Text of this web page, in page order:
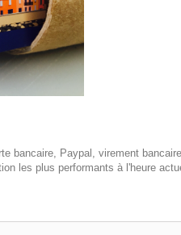
bancaire, Paypal, virement
les plus performants à l'heure